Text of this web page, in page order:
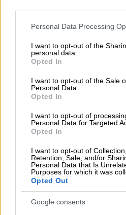
Please note that this website/app
not limited to your visit or usage
grant or deny consent to Google
use your data for below specified
consent section.
Personal Data Processing
I want to opt-out of the
personal data.
Opted In
I want to opt-out of the Sale
Personal Data.
Opted In
I want to opt-out of
Personal Data for Targeted
Opted In
I want to opt-out of
Retention, Sale, and/or
Personal Data that Is
Purposes for which it was
Opted Out
Google consents
POPULAR VIDEOS